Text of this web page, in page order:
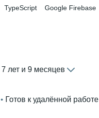
TypeScript Google Firebase
7 лет и 9 месяцев
• Готов к удалённой работе